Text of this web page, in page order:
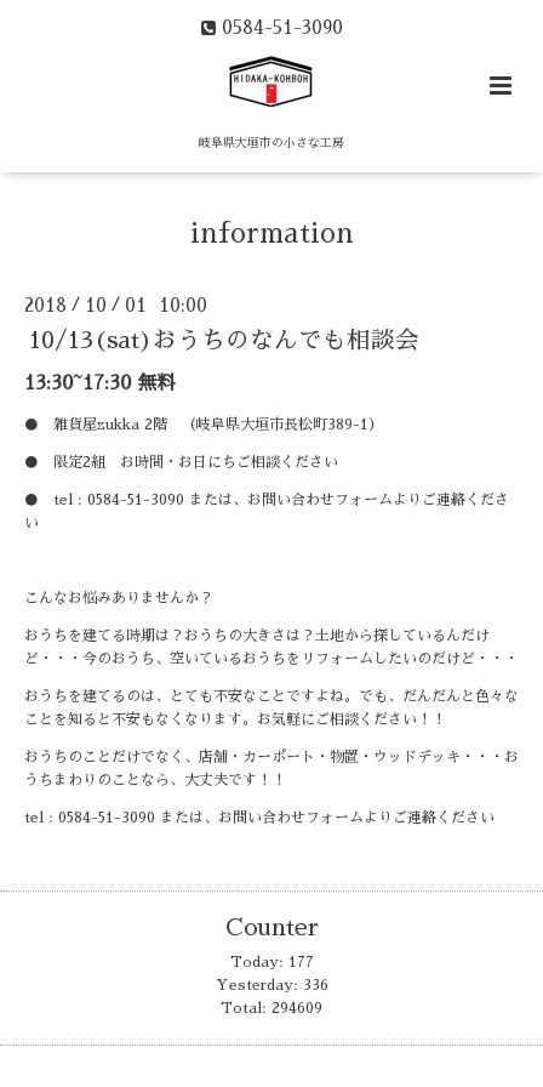
0584-51-3090
岐阜県大垣市の小さな工房
information
2018 / 10 / 01 10:00
10/13(sat)おうちのなんでも相談会
13:30~17:30 無料
● 雑貨屋zukka 2階 （岐阜県大垣市長松町389-1）
● 限定2組 お時間・お日にちご相談ください
● tel : 0584-51-3090 または、お問い合わせフォームよりご連絡くださ
い
こんなお悩みありませんか？
おうちを建てる時期は？おうちの大きさは？土地から探しているんだけ
ど・・・今のおうち、空いているおうちをリフォームしたいのだけど・・・
おうちを建てるのは、とても不安なことですよね。でも、だんだんと色々な
ことを知ると不安もなくなります。お気軽にご相談ください！！
おうちのことだけでなく、店舗・カーポート・物置・ウッドデッキ・・・お
うちまわりのことなら、大丈夫です！！
tel : 0584-51-3090 または、お問い合わせフォームよりご連絡ください
Counter
Today: 177
Yesterday: 336
Total: 294609